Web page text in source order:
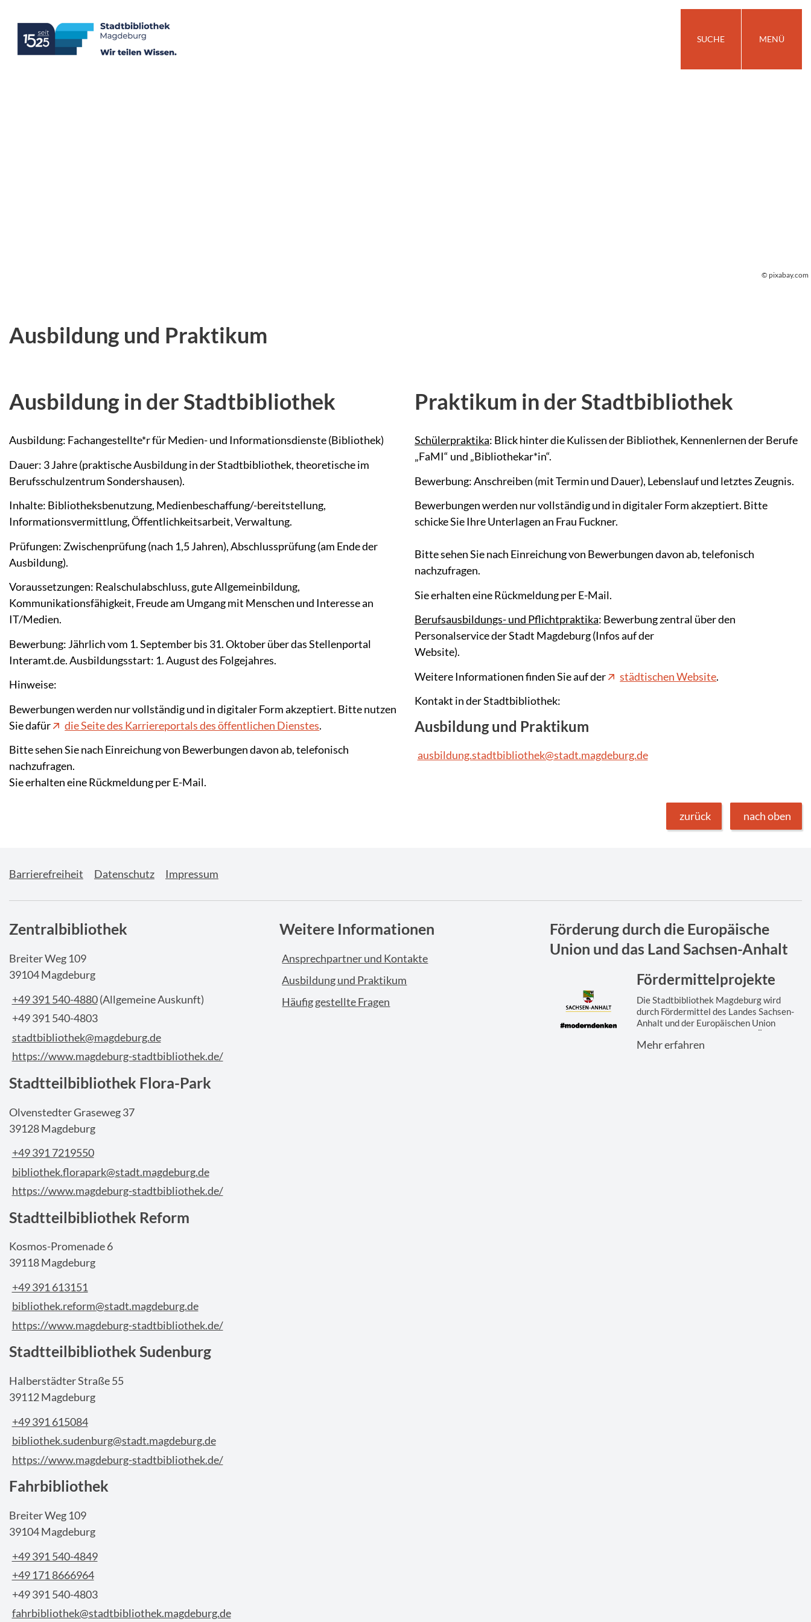
SUCHE MENÜ
© pixabay.com
Ausbildung und Praktikum
Ausbildung in der Stadtbibliothek
Ausbildung: Fachangestellte*r für Medien- und Informationsdienste (Bibliothek)
Dauer: 3 Jahre (praktische Ausbildung in der Stadtbibliothek, theoretische im
Berufsschulzentrum Sondershausen).
Inhalte: Bibliotheksbenutzung, Medienbeschaffung/-bereitstellung,
Informationsvermittlung, Öffentlichkeitsarbeit, Verwaltung.
Prüfungen: Zwischenprüfung (nach 1,5 Jahren), Abschlussprüfung (am Ende der
Ausbildung).
Voraussetzungen: Realschulabschluss, gute Allgemeinbildung,
Kommunikationsfähigkeit, Freude am Umgang mit Menschen und Interesse an
IT/Medien.
Bewerbung: Jährlich vom 1. September bis 31. Oktober über das Stellenportal
Interamt.de. Ausbildungsstart: 1. August des Folgejahres.
Hinweise:
Bewerbungen werden nur vollständig und in digitaler Form akzeptiert. Bitte nutzen
Sie dafür
die Seite des Karriereportals des öffentlichen Dienstes.
Bitte sehen Sie nach Einreichung von Bewerbungen davon ab, telefonisch
nachzufragen.
Sie erhalten eine Rückmeldung per E-Mail.
Praktikum in der Stadtbibliothek
Schülerpraktika: Blick hinter die Kulissen der Bibliothek, Kennenlernen der Berufe
„FaMI“ und „Bibliothekar*in“.
Bewerbung: Anschreiben (mit Termin und Dauer), Lebenslauf und letztes Zeugnis.
Bewerbungen werden nur vollständig und in digitaler Form akzeptiert. Bitte
schicke Sie Ihre Unterlagen an Frau Fuckner.
Bitte sehen Sie nach Einreichung von Bewerbungen davon ab, telefonisch
nachzufragen.
Sie erhalten eine Rückmeldung per E-Mail.
Berufsausbildungs- und Pflichtpraktika: Bewerbung zentral über den
Personalservice der Stadt Magdeburg (Infos auf der
Website).
Weitere Informationen finden Sie auf der
städtischen Website.
Kontakt in der Stadtbibliothek:
Ausbildung und Praktikum
ausbildung.stadtbibliothek@stadt.magdeburg.de
zurück nach oben
Barrierefreiheit Datenschutz Impressum
Zentralbibliothek
Breiter Weg 109
39104 Magdeburg
+49 391 540-4880 (Allgemeine Auskunft)
+49 391 540-4803
stadtbibliothek@magdeburg.de
https://www.magdeburg-stadtbibliothek.de/
Stadtteilbibliothek Flora-Park
Olvenstedter Graseweg 37
39128 Magdeburg
+49 391 7219550
bibliothek.florapark@stadt.magdeburg.de
https://www.magdeburg-stadtbibliothek.de/
Stadtteilbibliothek Reform
Kosmos-Promenade 6
39118 Magdeburg
+49 391 613151
bibliothek.reform@stadt.magdeburg.de
https://www.magdeburg-stadtbibliothek.de/
Stadtteilbibliothek Sudenburg
Halberstädter Straße 55
39112 Magdeburg
+49 391 615084
bibliothek.sudenburg@stadt.magdeburg.de
https://www.magdeburg-stadtbibliothek.de/
Fahrbibliothek
Breiter Weg 109
39104 Magdeburg
+49 391 540-4849
+49 171 8666964
+49 391 540-4803
fahrbibliothek@stadtbibliothek.magdeburg.de
Weitere Informationen
Ansprechpartner und Kontakte
Ausbildung und Praktikum
Häufig gestellte Fragen
Förderung durch die Europäische
Union und das Land Sachsen-Anhalt
Fördermittelprojekte
Die Stadtbibliothek Magdeburg wird
durch Fördermittel des Landes Sachsen-
Anhalt und der Europäischen Union
gefördert. Hier finden Sie eine Übersicht
der ...
Mehr erfahren